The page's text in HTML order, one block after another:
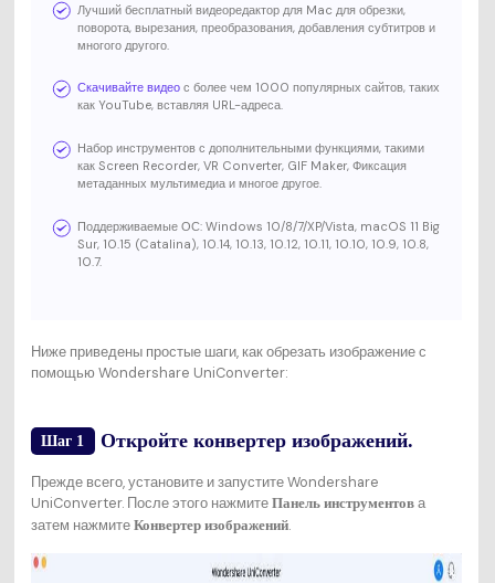
Лучший бесплатный видеоредактор для Mac для обрезки,
поворота, вырезания, преобразования, добавления субтитров и
многого другого.
Скачивайте видео с более чем 1000 популярных сайтов, таких
как YouTube, вставляя URL-адреса.
Набор инструментов с дополнительными функциями, такими
как Screen Recorder, VR Converter, GIF Maker, Фиксация
метаданных мультимедиа и многое другое.
Поддерживаемые ОС: Windows 10/8/7/XP/Vista, macOS 11 Big
Sur, 10.15 (Catalina), 10.14, 10.13, 10.12, 10.11, 10.10, 10.9, 10.8,
10.7.
Ниже приведены простые шаги, как обрезать изображение с
помощью Wondershare UniConverter:
Шаг 1 Откройте конвертер изображений.
Прежде всего, установите и запустите Wondershare
UniConverter. После этого нажмите Панель инструментов а
затем нажмите Конвертер изображений.